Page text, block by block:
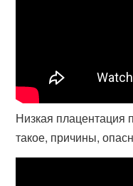
Низкая плацентация
такое, причины,